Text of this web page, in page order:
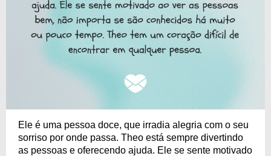
Ele é uma pessoa doce, que irradia alegria com o seu
sorriso por onde passa. Theo está sempre divertindo
as pessoas e oferecendo ajuda. Ele se sente motivado